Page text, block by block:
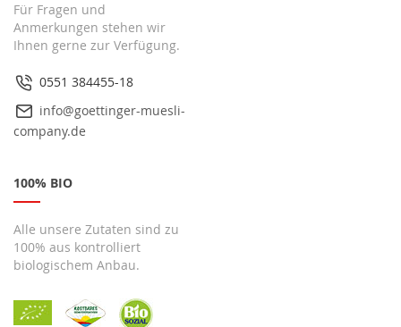
Für Fragen und
Anmerkungen stehen wir
Ihnen gerne zur Verfügung.
0551 384455-18
info@goettinger-muesli-
company.de
100% BIO
Alle unsere Zutaten sind zu
100% aus kontrolliert
biologischem Anbau.